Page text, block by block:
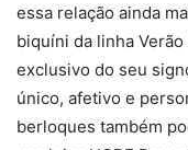
essa relação ainda
biquíni da linha
exclusivo do seu
único, afetivo e
berloques também